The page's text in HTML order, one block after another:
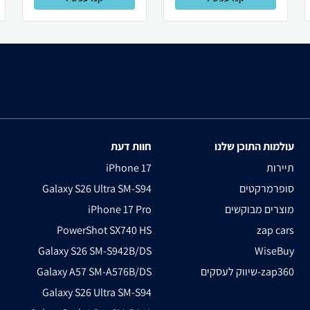
עולמות התוכן שלנו
תיירות
סופרמרקטים
מוצרים מבוקשים
zap cars
WiseBuy
שיווק לעסקים-zap360
חוות דעת
iPhone 17
Galaxy S26 Ultra SM-S94
iPhone 17 Pro
PowerShot SX740 HS
Galaxy S26 SM-S942B/DS
Galaxy A57 SM-A576B/DS
Galaxy S26 Ultra SM-S94